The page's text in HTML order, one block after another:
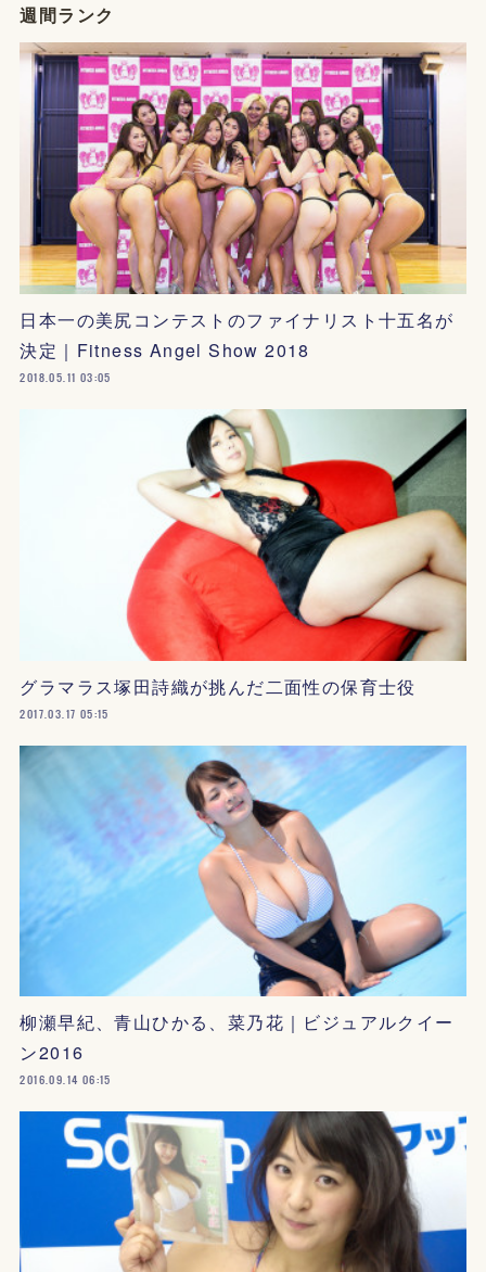
週間ランク
日本一の美尻コンテストのファイナリスト十五名が
決定｜Fitness Angel Show 2018
2018.05.11 03:05
グラマラス塚田詩織が挑んだ二面性の保育士役
2017.03.17 05:15
柳瀬早紀、青山ひかる、菜乃花｜ビジュアルクイー
ン2016
2016.09.14 06:15